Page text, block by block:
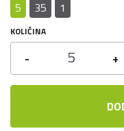
5 35 1
KOLIČINA
- +